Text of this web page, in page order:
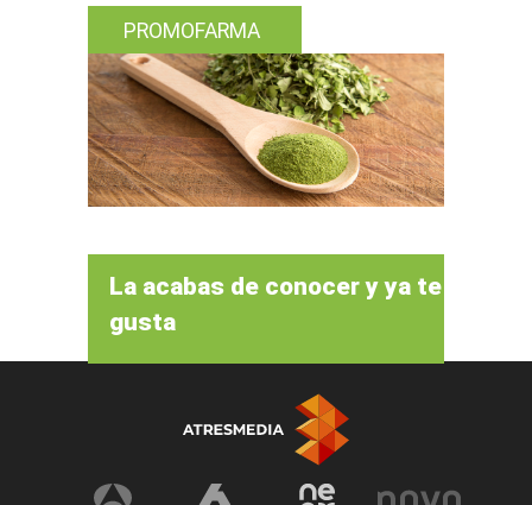
PROMOFARMA
La acabas de conocer y ya te
gusta